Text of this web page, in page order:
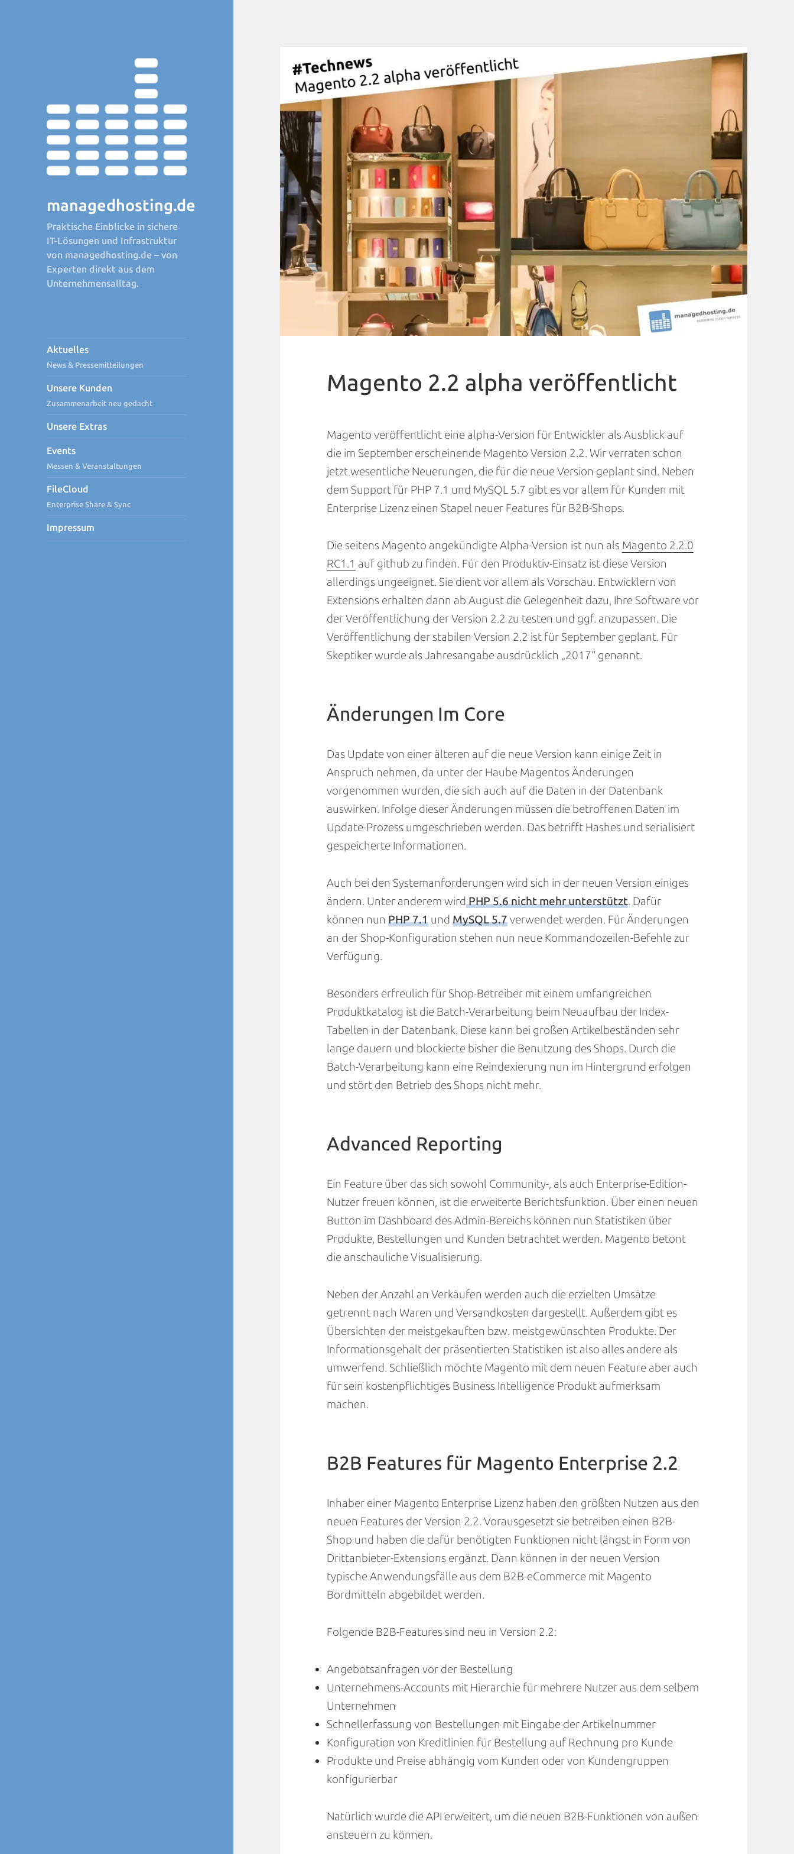
managedhosting.de
Praktische Einblicke in sichere
IT-Lösungen und Infrastruktur
von managedhosting.de – von
Experten direkt aus dem
Unternehmensalltag.
Aktuelles
News & Pressemitteilungen
Unsere Kunden
Zusammenarbeit neu gedacht
Unsere Extras
Events
Messen & Veranstaltungen
FileCloud
Enterprise Share & Sync
Impressum
Magento 2.2 alpha veröffentlicht
Magento veröffentlicht eine alpha-Version für Entwickler als Ausblick auf
die im September erscheinende Magento Version 2.2. Wir verraten schon
jetzt wesentliche Neuerungen, die für die neue Version geplant sind. Neben
dem Support für PHP 7.1 und MySQL 5.7 gibt es vor allem für Kunden mit
Enterprise Lizenz einen Stapel neuer Features für B2B-Shops.
Die seitens Magento angekündigte Alpha-Version ist nun als Magento 2.2.0
RC1.1 auf github zu finden. Für den Produktiv-Einsatz ist diese Version
allerdings ungeeignet. Sie dient vor allem als Vorschau. Entwicklern von
Extensions erhalten dann ab August die Gelegenheit dazu, Ihre Software vor
der Veröffentlichung der Version 2.2 zu testen und ggf. anzupassen. Die
Veröffentlichung der stabilen Version 2.2 ist für September geplant. Für
Skeptiker wurde als Jahresangabe ausdrücklich „2017“ genannt.
Änderungen Im Core
Das Update von einer älteren auf die neue Version kann einige Zeit in
Anspruch nehmen, da unter der Haube Magentos Änderungen
vorgenommen wurden, die sich auch auf die Daten in der Datenbank
auswirken. Infolge dieser Änderungen müssen die betroffenen Daten im
Update-Prozess umgeschrieben werden. Das betrifft Hashes und serialisiert
gespeicherte Informationen.
Auch bei den Systemanforderungen wird sich in der neuen Version einiges
ändern. Unter anderem wirdPHP 5.6 nicht mehr unterstützt. Dafür
können nunPHP 7.1 undMySQL 5.7verwendet werden. Für Änderungen
an der Shop-Konfiguration stehen nun neue Kommandozeilen-Befehle zur
Verfügung.
Besonders erfreulich für Shop-Betreiber mit einem umfangreichen
Produktkatalog ist die Batch-Verarbeitung beim Neuaufbau der Index-
Tabellen in der Datenbank. Diese kann bei großen Artikelbeständen sehr
lange dauern und blockierte bisher die Benutzung des Shops. Durch die
Batch-Verarbeitung kann eine Reindexierung nun im Hintergrund erfolgen
und stört den Betrieb des Shops nicht mehr.
Advanced Reporting
Ein Feature über das sich sowohl Community-, als auch Enterprise-Edition-
Nutzer freuen können, ist die erweiterte Berichtsfunktion. Über einen neuen
Button im Dashboard des Admin-Bereichs können nun Statistiken über
Produkte, Bestellungen und Kunden betrachtet werden. Magento betont
die anschauliche Visualisierung.
Neben der Anzahl an Verkäufen werden auch die erzielten Umsätze
getrennt nach Waren und Versandkosten dargestellt. Außerdem gibt es
Übersichten der meistgekauften bzw. meistgewünschten Produkte. Der
Informationsgehalt der präsentierten Statistiken ist also alles andere als
umwerfend. Schließlich möchte Magento mit dem neuen Feature aber auch
für sein kostenpflichtiges Business Intelligence Produkt aufmerksam
machen.
B2B Features für Magento Enterprise 2.2
Inhaber einer Magento Enterprise Lizenz haben den größten Nutzen aus den
neuen Features der Version 2.2. Vorausgesetzt sie betreiben einen B2B-
Shop und haben die dafür benötigten Funktionen nicht längst in Form von
Drittanbieter-Extensions ergänzt. Dann können in der neuen Version
typische Anwendungsfälle aus dem B2B-eCommerce mit Magento
Bordmitteln abgebildet werden.
Folgende B2B-Features sind ​neu in Version 2.2:
Angebotsanfragen vor der Bestellung
Unternehmens-Accounts mit Hierarchie für mehrere Nutzer aus dem selbem
Unternehmen
Schnellerfassung von Bestellungen mit Eingabe der Artikelnummer
Konfiguration von Kreditlinien für Bestellung auf Rechnung pro Kunde
Produkte und Preise abhängig vom Kunden oder von Kundengruppen
konfigurierbar
Natürlich wurde die API erweitert, um die neuen B2B-Funktionen von außen
ansteuern zu können.